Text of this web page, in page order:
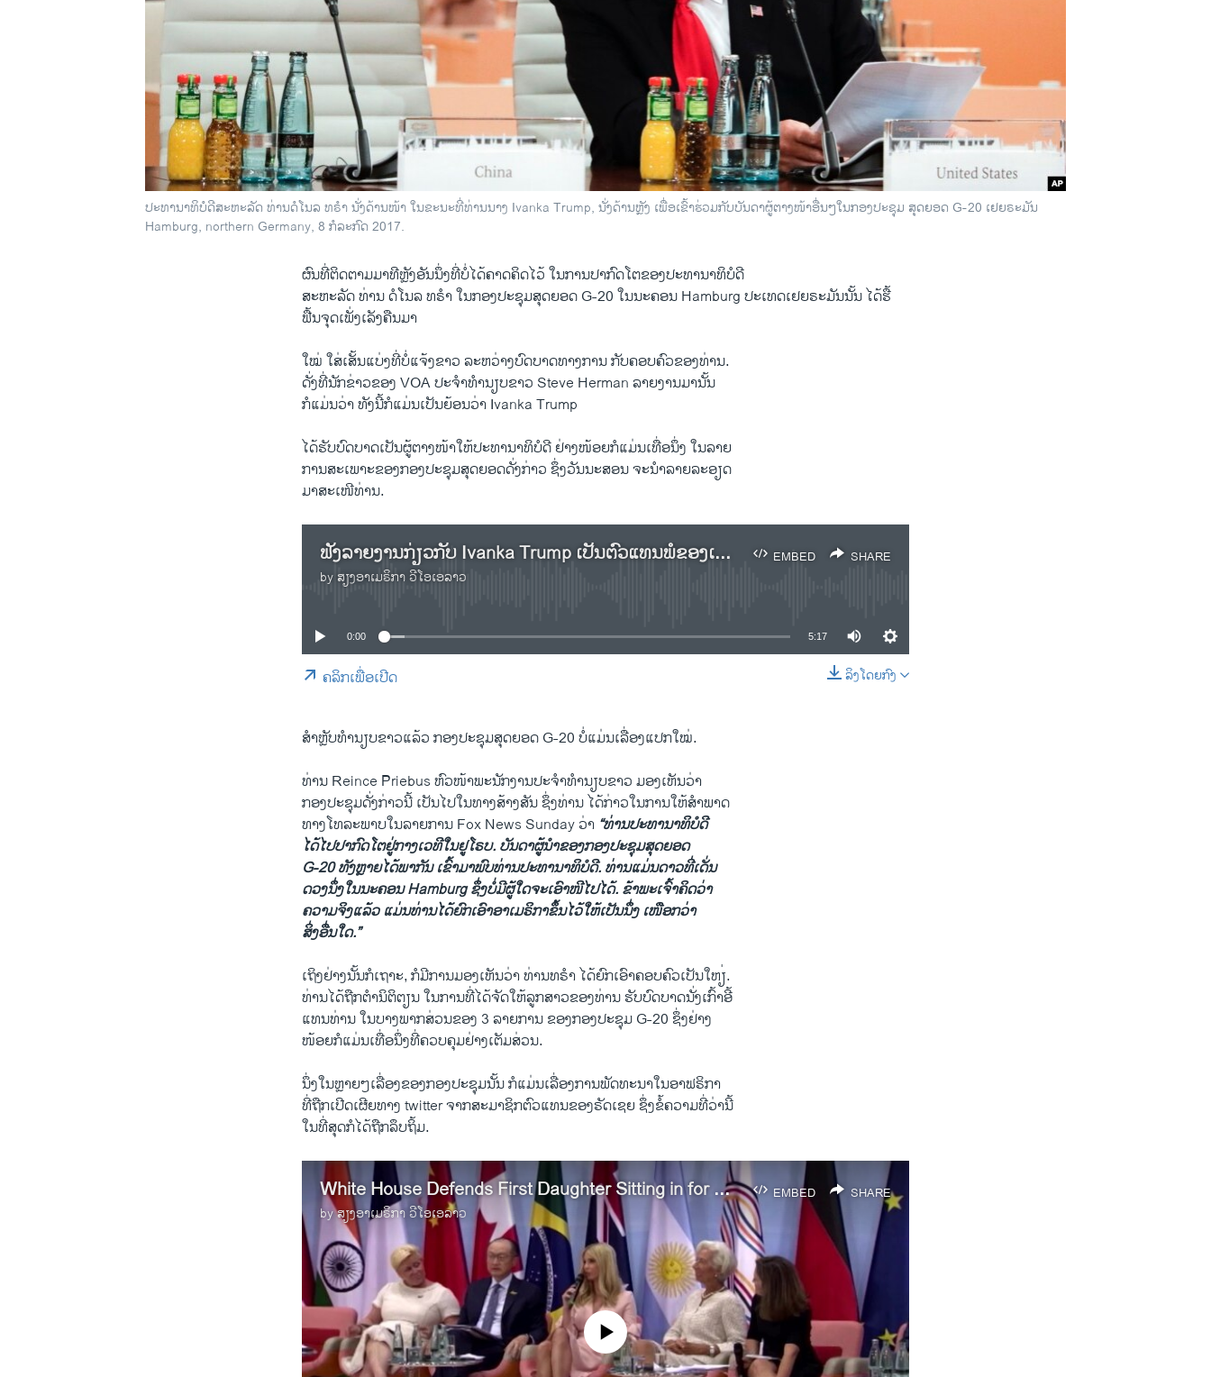
ປະທານາທິບໍດີສະຫະລັດ ທ່ານດໍໂນລ ທຣຳ ນັ່ງດ້ານໜ້າ ໃນຂະນະທີ່ທ່ານນາງ Ivanka Trump, ນັ່ງດ້ານຫຼັງ ເພື່ອເຂົ້າຮ່ວມກັບບັນດາຜູ້ຕາງໜ້າອື່ນໆໃນກອງປະຊຸມ ສຸດຍອດ G-20 ເຢຍຣະມັນ
Hamburg, northern Germany, 8 ກໍລະກົດ 2017.
ຜົນທີ່ຕິດຕາມມາທີຫຼັງອັນນຶ່ງທີ່ບໍ່ໄດ້ຄາດຄິດໄວ້ ໃນການ​ປາກົດ​ໂຕ​ຂອງ​ປະທານາທິບໍດີ
ສະຫະລັດ ທ່ານ ດໍໂນລ ທຣຳ ​ໃນ​ກອງ​ປະຊຸມສຸດ​ຍອດ​ G-20 ​ໃນ​ນະຄອນ Hamburg ​ປະເທດເຢຍຣະມັນນັ້ນ ໄດ້​ຮື້
ຟື້ນຈຸດເພັ່ງ​ເລັງ​ຄືນມາ
ໃໝ່ ​ໃສ່ເສັ້ນ​ແບ່ງທີ່ບໍ່ແຈ້ງຂາວ ​ລະຫວ່າງ​ບົດບາດທາງ​ການ ກັບ​ຄອບຄົວຂອງທ່ານ. ​
ດັ່ງທີ່ນັກ​ຂ່າວ​ຂອງ VOA ​ປະຈຳທຳນຽບຂາວ Steve Herman ​ລາຍ​ງານ​ມານັ້ນ
ກໍແມ່ນ​ວ່າ ທັງນີ້ກໍແມ່ນເປັນຍ້ອນວ່າ Ivanka Trump
​ໄດ້​ຮັບ​ບົດບາດເປັນ​ຜູ້ຕາງໜ້າ​ໃຫ້​ປະທານາທິບໍດີ ຢ່າງ​ໜ້ອຍກໍແມ່ນເທື່ອນຶ່ງ​ ໃນລາຍ
ການສະເພາະຂອງ​ກອງ​ປະຊຸມ​ສຸດ​ຍອດ​ດັ່ງກ່າວ ຊຶ່ງ​ວັນນະ​ສອນ ຈະ​ນຳ​ລາຍ​ລະອຽດ​
ມາສະ​ເໜີທ່ານ.
EMBED SHARE
ຟັງລາຍງານກ່ຽວກັບ Ivanka Trump ເປັນຕົວແທນພໍ່ຂອງເພິ່ນ ໃນກອງປະຊຸມສຸດຍອດ G-20
by ສຽງອາເມຣິກາ ວີໂອເອລາວ
SHARE
0:00 5:17
ລິງໂດຍກົງ
ຄລິກເພື່ອເປີດ
ສຳ​ຫຼັບ​ທຳນຽບຂາວແລ້ວ ກອງ​ປະຊຸມສຸດຍອດ G-20 ​ບໍ່ແມ່ນ​ເລື່ອງ​ແປກ​ໃໝ່.
ທ່ານ Reince Priebus ຫົວໜ້າພະນັກງານປະຈຳ​ທຳນຽບຂາວ ມອງເຫັນວ່າ
ກອງ​ປະຊຸມ​ດັ່ງກ່າວ​ນີ້​ ​ເປັນໄປໃນທາງສ້າງສັນ ຊຶ່ງ​ທ່ານ ​ໄດ້​ກ່າວ​ໃນ​ການ​ໃຫ້​ສຳພາດ​
ທາງ​ໂທລະພາບໃນ​ລາຍການ Fox News Sunday ວ່າ “ທ່ານປະທານາທິບໍດີ ​
ໄດ້ໄປປາກົດ​ໂຕຢູ່ກາງ​ເວທີ​ໃນ​ຢູ​ໂຣບ. ​ບັນດາ​ຜູ້ນຳ​ຂອງ​ກອງ​ປະຊຸມ​ສຸດ​ຍອດ
G-20 ທັງຫຼາຍໄດ້ພາກັນ ​ເຂົ້າມາ​ພົບທ່ານ​ປະທານາທິບໍດີ. ທ່ານ​ແມ່ນ​ດາວທີ່ເດັ່ນ
ດວງນຶ່ງ​ໃນ​ນະຄອນ Hamburg ​ຊຶ່ງ​ບໍ່ມີ​ຜູ້​ໃດຈະເອົາໜີໄປໄດ້. ຂ້າພະ​ເຈົ້າ​ຄິດ​ວ່າ
ຄວາມ​ຈິງ​ແລ້ວ ແມ່ນທ່ານໄດ້ຍົກເອົາອາ​ເມຣິກາຂຶ້ນໄວ້​ໃຫ້​ເປັນ​ນຶ່ງ ເໜືອ​ກວ່າ​
ສິ່ງອື່ນ​ໃດ.”​
ເຖິງ​ຢ່າງ​ນັ້ນ​ກໍ​ເຖາະ, ກໍ​ມີການມອງ​ເຫັນ​ວ່າ ທ່ານ​ທຣຳ ໄດ້ຍົກ​ເອົາ​ຄອບຄົວ​ເປັນໃຫຽ່.
ທ່ານ​ໄດ້​ຖືກ​ຕຳນິຕິຕຽນ ​ໃນ​ການ​ທີ່ໄດ້ຈັດ​ໃຫ້​ລູກ​ສາວ​ຂອງ​ທ່ານ ຮັບ​ບົດບາດ​ນັ່ງ​ເກົ້າອີ້
ແທນ​ທ່ານ ​ໃນບາງພາກສ່ວນຂອງ​ 3 ລາຍການ ຂອງ​ກອງ​ປະຊຸມ G-20 ຊຶ່ງຢ່າງ
ໜ້ອຍກໍແມ່ນເທື່ອນຶ່ງທີ່ຄວບຄຸມຢ່າງເຕັມສ່ວນ.
ນຶ່ງ​ໃນ​ຫຼາຍໆເລື່ອງຂອງ​ກອງ​ປະຊຸມນັ້ນ ກໍ​ແມ່ນ​ເລື່ອງ​ການ​ພັດທະນາ​ໃນ​ອາ​ຟຣິກາ
ທີ່​ຖືກ​ເປີດ​ເຜີຍ​ທາງ twitter ຈາກ​ສະມາຊິກ​ຕົວ​ແທນ​ຂອງຣັດ​ເຊຍ ຊຶ່ງ​ຂໍ້ຄວາມ​ທີ່​ວ່າ​ນີ້
ໃນທີ່ສຸດກໍ​ໄດ້​ຖືກ​ລຶບຖິ້ມ.
EMBED SHARE
White House Defends First Daughter Sitting in for President at G-20
byສຽງອາເມຣິກາ ວີໂອເອລາວ
No media source currently available